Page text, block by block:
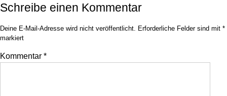
Schreibe einen Kommentar
Deine E-Mail-Adresse wird nicht veröffentlicht. Erforderliche Felder sind mit *
markiert
Kommentar *